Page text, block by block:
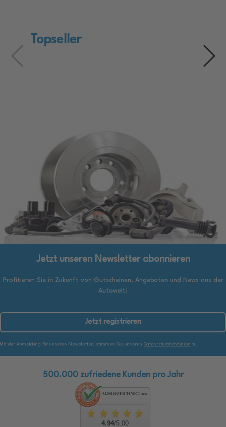
Topseller
Jetzt unseren Newsletter abonnieren
Profitieren Sie in Zukunft von Gutscheinen, Angeboten und News aus der
Autowelt!
Jetzt registrieren
Mit der Anmeldung für unseren Newsletter, stimmen Sie unseren Datenschutzrichtlinien zu.
500.000 zufriedene Kunden pro Jahr
4.94/5.00